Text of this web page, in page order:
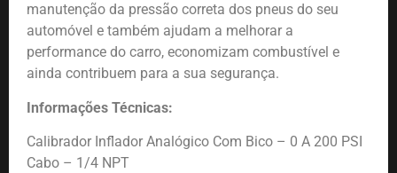
manutenção da pressão correta dos pneus do seu
automóvel e também ajudam a melhorar a
performance do carro, economizam combustível e
ainda contribuem para a sua segurança.
Informações Técnicas:
Calibrador Inflador Analógico Com Bico – 0 A 200 PSI
Cabo – 1/4 NPT